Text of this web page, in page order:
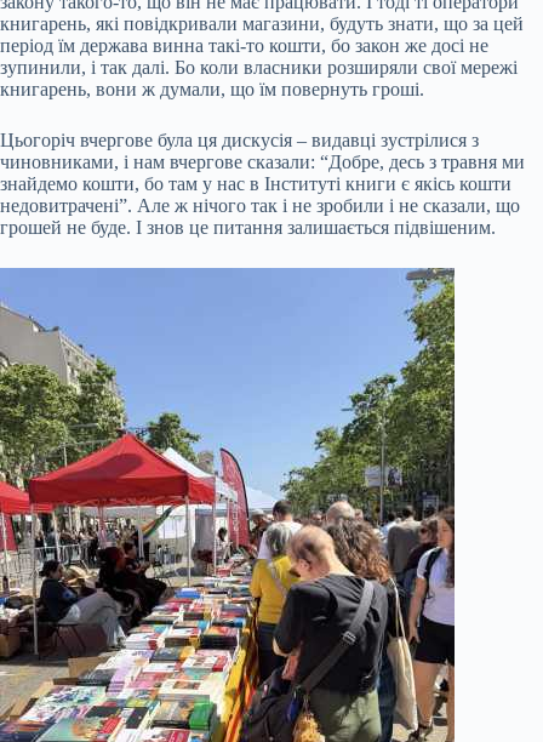
книгарень, які повідкривали магазини, будуть знати, що за цей
період їм держава винна такі-то кошти, бо закон же досі не
зупинили, і так далі. Бо коли власники розширяли свої мережі
книгарень, вони ж думали, що їм повернуть гроші.
Цьогоріч вчергове була ця дискусія – видавці зустрілися з
чиновниками, і нам вчергове сказали: “Добре, десь з травня ми
знайдемо кошти, бо там у нас в Інституті книги є якісь кошти
недовитрачені”. Але ж нічого так і не зробили і не сказали, що
грошей не буде. І знов це питання залишається підвішеним.